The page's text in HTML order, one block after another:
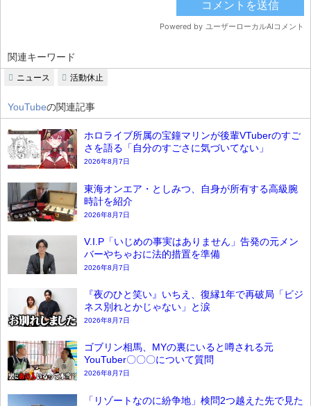
関連キーワード
ニュース 活動休止
YouTubeの関連記事
ホロライブ所属の宝鐘マリンが後輩VTuberのすご
さを語る「自分のすごさに気づいてない」
2026年8月7日
東海オンエア・としみつ、自身が所有する高級腕
時計を紹介
2026年8月7日
V.I.P「いじめの事実はありません」告発の元メン
バーやちゃおに法的措置を準備
2026年8月7日
『夜のひと笑い』いちえ、復縁1年で再破局「ビジ
ネス別れとかじゃない」と涙
2026年8月7日
ゴブリン相馬、MYの裏にいると噂される元
YouTuber〇〇〇について質問
2026年8月7日
「リゾートなのに紛争地」検問2つ越えた先で見た